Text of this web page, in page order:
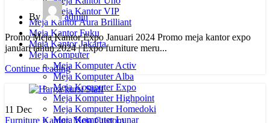
Meja Kantor VIP
Meja Kantor Aura Brilliant
Meja Kantor Fuku
Meja Kantor Jakarta
Meja Komputer
Meja Komputer Activ
Meja Komputer Alba
Meja Komputer Expo
Meja Komputer Highpoint
Meja Komputer Homedoki
Meja Komputer Lunar
By
admin
Promo Meja Kantor Expo Januari 2024 Promo meja kantor expo
januari tahun 2024 | Expo furniture meru...
Continue reading
11 Dec
Furniture Kantor,Meja Custom